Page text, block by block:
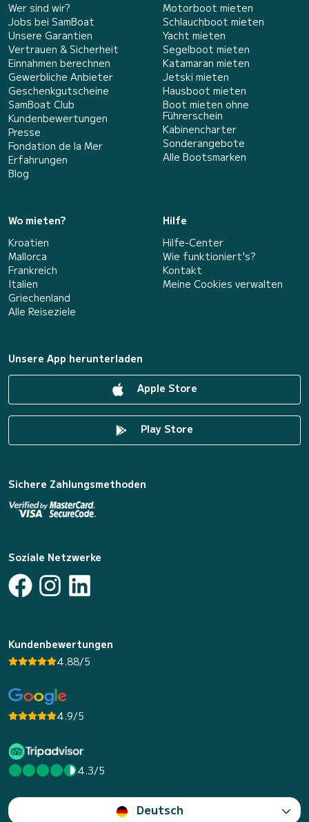
Wer sind wir?
Jobs bei SamBoat
Unsere Garantien
Vertrauen & Sicherheit
Einnahmen berechnen
Gewerbliche Anbieter
Geschenkgutscheine
SamBoat Club
Kundenbewertungen
Presse
Fondation de la Mer
Erfahrungen
Blog
Motorboot mieten
Schlauchboot mieten
Yacht mieten
Segelboot mieten
Katamaran mieten
Jetski mieten
Hausboot mieten
Boot mieten ohne
Führerschein
Kabinencharter
Sonderangebote
Alle Bootsmarken
Wo mieten?
Kroatien
Mallorca
Frankreich
Italien
Griechenland
Alle Reiseziele
Hilfe
Hilfe-Center
Wie funktioniert's?
Kontakt
Meine Cookies verwalten
Unsere App herunterladen
Apple Store
Play Store
Sichere Zahlungsmethoden
Soziale Netzwerke
Kundenbewertungen
4.88/5
4.9/5
4.3/5
Deutsch